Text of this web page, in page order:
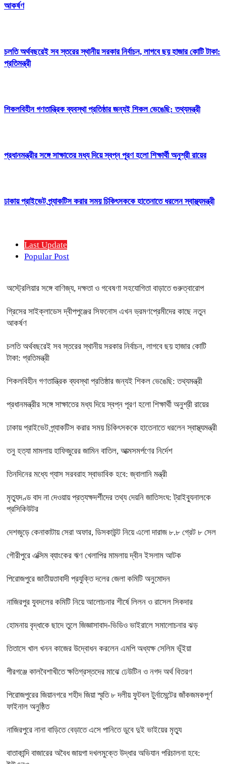
আকর্ষণ
চলতি অর্থবছরেই সব স্তরের স্থানীয় সরকার নির্বাচন, লাগবে ছয় হাজার কোটি টাকা:
প্রতিমন্ত্রী
শিকলবিহীন গণতান্ত্রিক ব্যবস্থা প্রতিষ্ঠার জন্যই শিকল ভেঙেছি: তথ্যমন্ত্রী
প্রধানমন্ত্রীর সঙ্গে সাক্ষাতের মধ্য দিয়ে স্বপ্ন পূরণ হলো শিক্ষার্থী অনুশ্রী রায়ের
ঢাকায় প্রাইভেট প্র্যাকটিস করার সময় চিকিৎসককে হাতেনাতে ধরলেন স্বাস্থ্যমন্ত্রী
Last Update
Popular Post
অস্ট্রেলিয়ার সঙ্গে বাণিজ্য, দক্ষতা ও গবেষণা সহযোগিতা বাড়াতে গুরুত্বারোপ
গ্রিসের সাইক্লাডেস দ্বীপপুঞ্জের সিফনোস এখন ভ্রমণপ্রেমীদের কাছে নতুন
আকর্ষণ
চলতি অর্থবছরেই সব স্তরের স্থানীয় সরকার নির্বাচন, লাগবে ছয় হাজার কোটি
টাকা: প্রতিমন্ত্রী
শিকলবিহীন গণতান্ত্রিক ব্যবস্থা প্রতিষ্ঠার জন্যই শিকল ভেঙেছি: তথ্যমন্ত্রী
প্রধানমন্ত্রীর সঙ্গে সাক্ষাতের মধ্য দিয়ে স্বপ্ন পূরণ হলো শিক্ষার্থী অনুশ্রী রায়ের
ঢাকায় প্রাইভেট প্র্যাকটিস করার সময় চিকিৎসককে হাতেনাতে ধরলেন স্বাস্থ্যমন্ত্রী
তনু হত্যা মামলায় হাফিজুরের জামিন বাতিল, আত্মসমর্পণের নির্দেশ
তিনদিনের মধ্যে গ্যাস সরবরাহ স্বাভাবিক হবে: জ্বালানি মন্ত্রী
মৃত্যুদণ্ড বাদ না দেওয়ায় প্রত্যক্ষদর্শীদের তথ্য দেয়নি জাতিসংঘ: ট্রাইব্যুনালকে
প্রসিকিউটর
দেশজুড়ে কেনাকাটায় সেরা অফার, ডিসকাউন্ট নিয়ে এলো দারাজ ৮.৮ গ্রেট ৮ সেল
গৌরীপুরে এক্সিম ব্যাংকের ঋণ খেলাপির মামলায় দ্বীন ইসলাম আটক
পিরোজপুরে জাতীয়তাবাদী প্রযুক্তি দলের জেলা কমিটি অনুমোদন
নাজিরপুর যুবদলের কমিটি নিয়ে আলোচনার শীর্ষে লিলন ও রাসেল সিকদার
হোমনায় বৃদ্ধাকে ছাদে তুলে জিজ্ঞাসাবাদ-ভিডিও ভাইরালে সমালোচনার ঝড়
তিতাসে খাল খনন কাজের উদ্বোধন করলেন এমপি অধ্যক্ষ সেলিম ভূঁইয়া
পীরগঞ্জে কালবৈশাখীতে ক্ষতিগ্রস্তদের মাঝে ঢেউটিন ও নগদ অর্থ বিতরণ
পিরোজপুরের জিয়ানগরে শহীদ জিয়া স্মৃতি ৮ দলীয় ফুটবল টুর্নামেন্টের জাঁকজমকপূর্ণ
ফাইনাল অনুষ্ঠিত
নাজিরপুরে নানা বাড়িতে বেড়াতে এসে পানিতে ডুবে দুই ভাইয়ের মৃত্যু
বাতাকান্দি বাজারের অবৈধ জায়গা দখলমুক্তে উদ্ধার অভিযান পরিচালনা হবে: